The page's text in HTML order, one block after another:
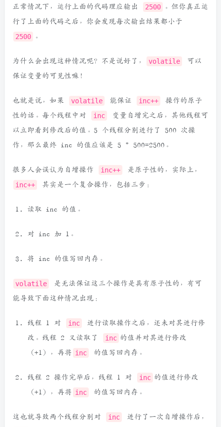
正常情况下，运行上面的代码理应输出 2500
。但你真正运
行了上面的代码之后，你会发现每次输出结果都小于
2500 。
为什么会出现这种情况呢？不是说好了， volatile
可以
保证变量的可见性嘛！
也就是说，如果 volatile 能保证 inc++
操作的原子
性的话。每个线程中对
inc
变量自增完之后，其他线程可
以立即看到修改后的值。5 个线程分别进行了 500 次操
作，那么最终 inc 的值应该是 5 * 500=2500。
很多人会误认为自增操作 inc++ 是原子性的，实际上，
inc++ 其实是一个复合操作，包括三步：
读取 inc 的值。
对 inc 加 1。
将 inc 的值写回内存。
volatile
是无法保证这三个操作是具有原子性的，有可
能导致下面这种情况出现：
线程 1 对 inc
进行读取操作之后，还未对其进行修
改。线程 2 又读取了
inc 的值并对其进行修改
（+1），再将 inc 的值写回内存。
线程 2 操作完毕后，线程 1 对 inc 的值进行修改
（+1），再将 inc 的值写回内存。
这也就导致两个线程分别对 inc 进行了一次自增操作后，